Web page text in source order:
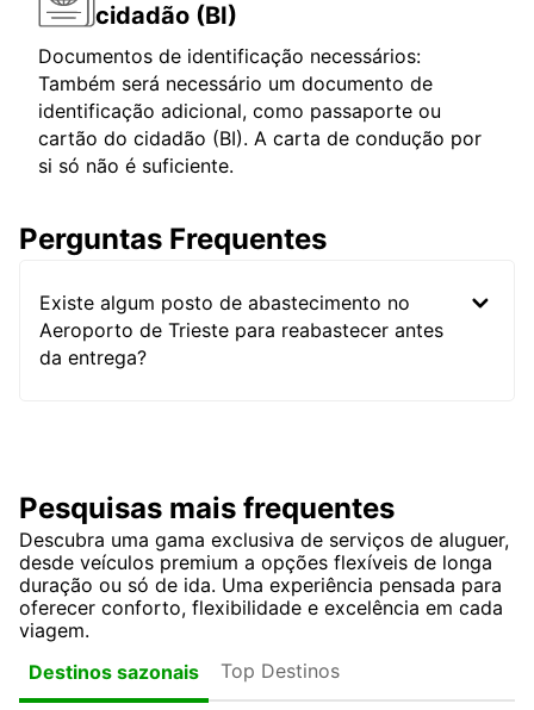
cidadão (BI)
Documentos de identificação necessários:
Também será necessário um documento de
identificação adicional, como passaporte ou
cartão do cidadão (BI). A carta de condução por
si só não é suficiente.
Perguntas Frequentes
Existe algum posto de abastecimento no
Aeroporto de Trieste para reabastecer antes
da entrega?
Pesquisas mais frequentes
Descubra uma gama exclusiva de serviços de aluguer,
desde veículos premium a opções flexíveis de longa
duração ou só de ida. Uma experiência pensada para
oferecer conforto, flexibilidade e excelência em cada
viagem.
Destinos sazonais
Top Destinos